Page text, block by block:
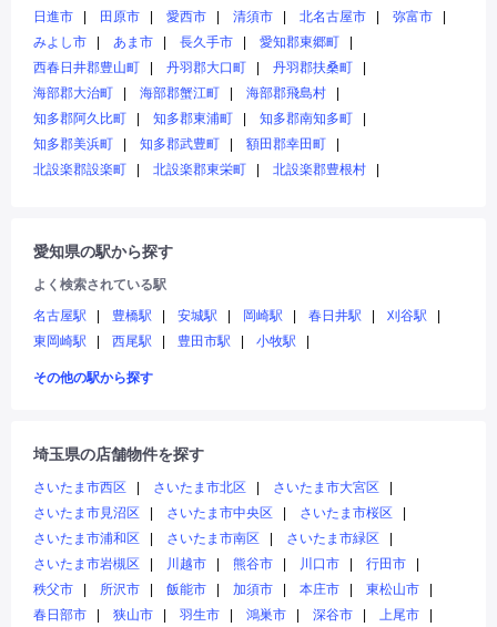
日進市
田原市 愛西市 清須市 北名古屋市
弥富市
みよし市
あま市 長久手市
愛知郡東郷町
西春日井郡豊山町
丹羽郡大口町
丹羽郡扶桑町
海部郡大治町
海部郡蟹江町
海部郡飛島村
知多郡阿久比町
知多郡東浦町
知多郡南知多町
知多郡美浜町
知多郡武豊町
額田郡幸田町
北設楽郡設楽町
北設楽郡東栄町 北設楽郡豊根村
愛知県の駅から探す
よく検索されている駅
名古屋駅
豊橋駅 安城駅 岡崎駅 春日井駅
刈谷駅
東岡崎駅
西尾駅 豊田市駅 小牧駅
その他の駅から探す
埼玉県の店舗物件を探す
さいたま市西区 さいたま市北区
さいたま市大宮区
さいたま市見沼区
さいたま市中央区
さいたま市桜区
さいたま市浦和区
さいたま市南区
さいたま市緑区
さいたま市岩槻区
川越市 熊谷市 川口市
行田市
秩父市
所沢市 飯能市 加須市 本庄市
東松山市
春日部市
狭山市 羽生市 鴻巣市 深谷市
上尾市